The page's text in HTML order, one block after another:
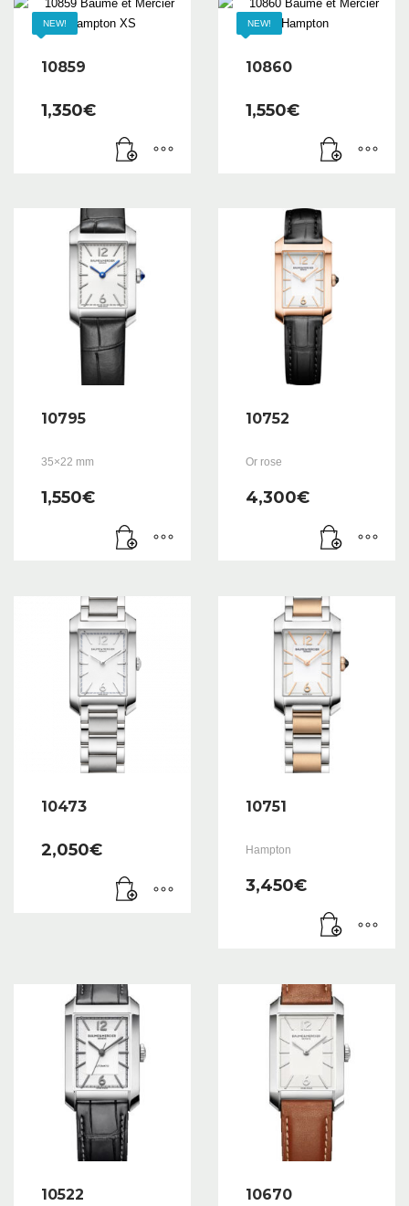
NEW!
10859
1,350€
NEW!
10860
1,550€
10795
35×22 mm
1,550€
10752
Or rose
4,300€
10473
2,050€
10751
Hampton
3,450€
10522 10670